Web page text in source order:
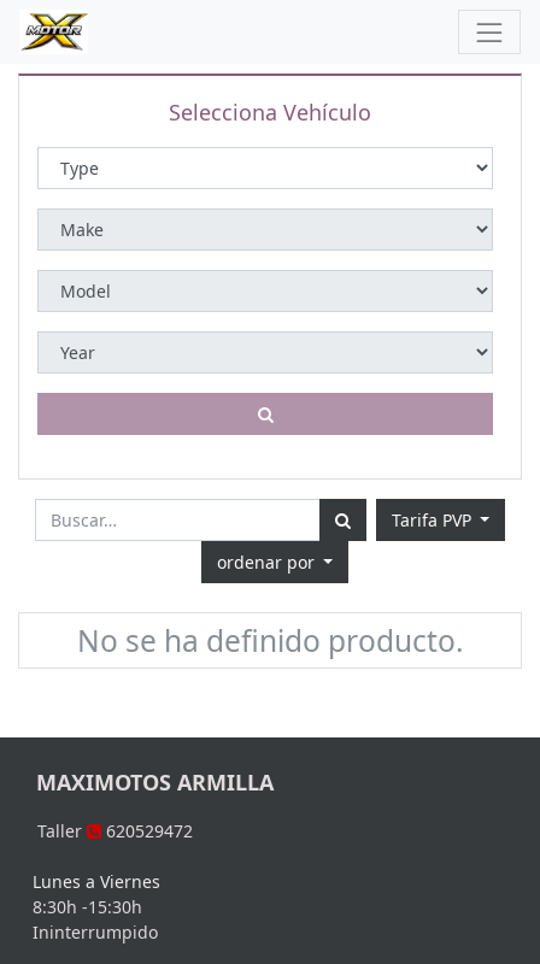
Selecciona Vehículo
Tarifa PVP
ordenar por
No se ha definido producto.
MAXIMOTOS ARMILLA
Taller 620529472
Lunes a Viernes
8:30h -15:30h
Ininterrumpido